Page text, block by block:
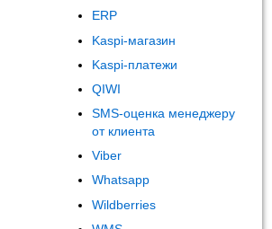
ERP
Kaspi-магазин
Kaspi-платежи
QIWI
SMS-оценка менеджеру
от клиента
Viber
Whatsapp
Wildberries